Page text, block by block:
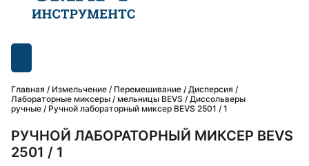
Главная / Измельчение / Перемешивание / Дисперсия /
Лабораторные миксеры / мельницы BEVS / Диссольверы
ручные / Ручной лабораторный миксер BEVS 2501 / 1
РУЧНОЙ ЛАБОРАТОРНЫЙ МИКСЕР BEVS
2501 / 1